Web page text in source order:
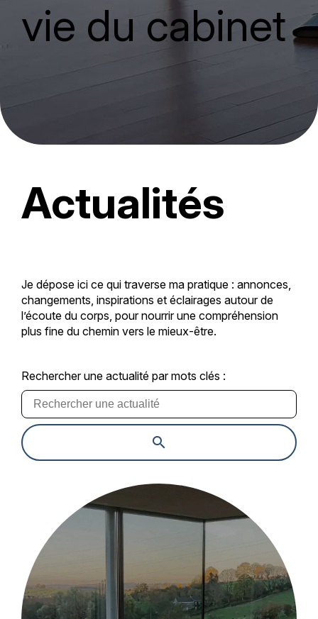
vie du cabinet
Actualités
Je dépose ici ce qui traverse ma pratique : annonces,
changements, inspirations et éclairages autour de
l’écoute du corps, pour nourrir une compréhension
plus fine du chemin vers le mieux-être.
Rechercher une actualité par mots clés :